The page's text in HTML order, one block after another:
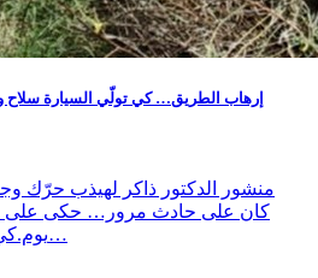
إرهاب الطريق… كي تولّي السيارة
منشور الدكتور ذاكر لهيذب حرّك
كان على حادث مرور… حكى على
يوم.كي نسمعو على أم تفقد حياتها…